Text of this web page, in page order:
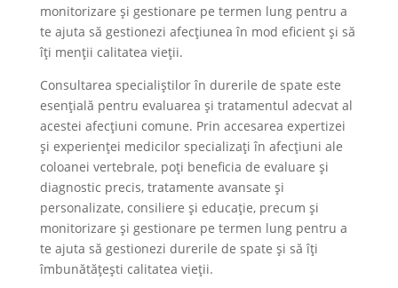
monitorizare și gestionare pe termen lung pentru a
te ajuta să gestionezi afecțiunea în mod eficient și să
îți menții calitatea vieții.
Consultarea specialiștilor în durerile de spate este
esențială pentru evaluarea și tratamentul adecvat al
acestei afecțiuni comune. Prin accesarea expertizei
și experienței medicilor specializați în afecțiuni ale
coloanei vertebrale, poți beneficia de evaluare și
diagnostic precis, tratamente avansate și
personalizate, consiliere și educație, precum și
monitorizare și gestionare pe termen lung pentru a
te ajuta să gestionezi durerile de spate și să îți
îmbunătățești calitatea vieții.